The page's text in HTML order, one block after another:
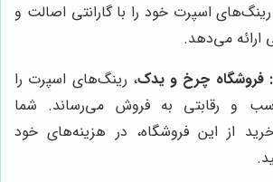
اسپرت خود را با گارانتی اصالت و
ارائه می‌دهد.
فروشگاه چرخ و یدک، رینگ‌های اسپرت را
و رقابتی به فروش می‌رساند. شما
از این فروشگاه، در هزینه‌های خود